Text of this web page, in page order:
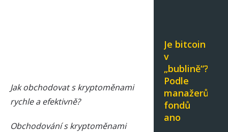
Jak obchodovat s kryptoměnami
rychle a efektivně?
Obchodování s kryptoměnami
Je bitcoin
v
„bublině“?
Podle
manažerů
fondů
ano